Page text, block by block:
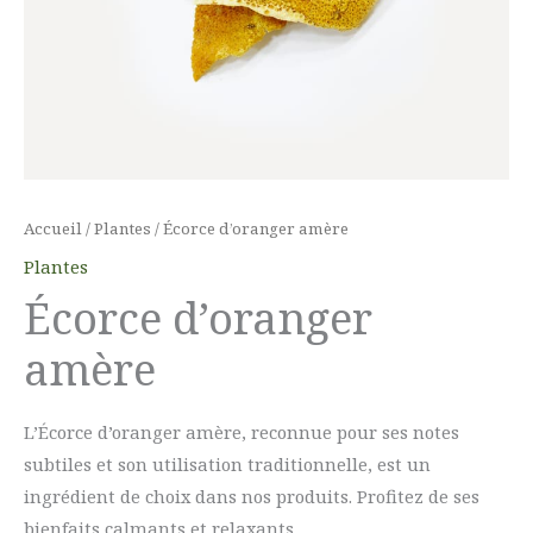
Accueil/Plantes / Écorce d’oranger amère
Plantes
Écorce d’oranger
amère
L’Écorce d’oranger amère, reconnue pour ses notes
subtiles et son utilisation traditionnelle, est un
ingrédient de choix dans nos produits. Profitez de ses